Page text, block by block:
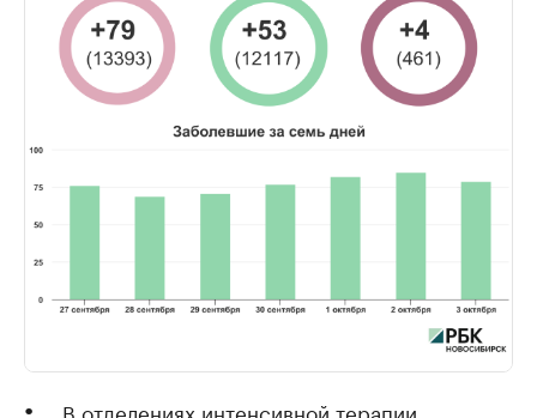
В отделениях интенсивной терапии